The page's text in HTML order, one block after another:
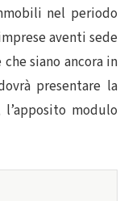
nel periodo
aventi sede
siano ancora in
presentare la
modulo